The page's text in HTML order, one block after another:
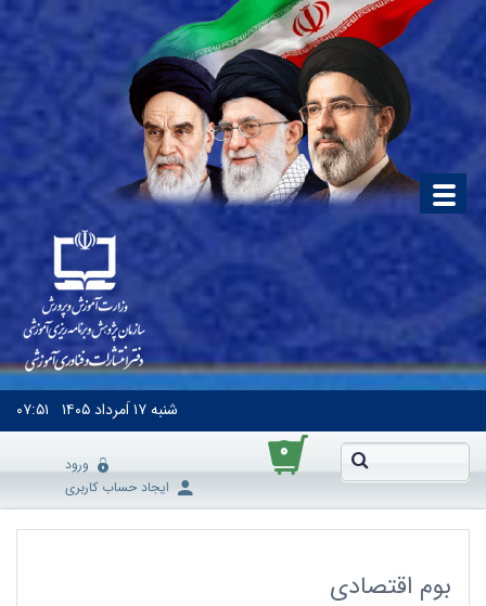
شنبه۱۷ اَمرداد ۱۴۰۵ ۰۷:۵۱
۰
ورود
ایجاد حساب کاربری
بوم اقتصادی